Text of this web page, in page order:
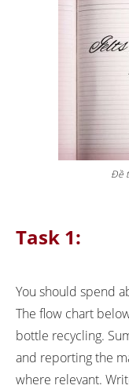
Đề
Task 1:
You should spend
The flow chart
bottle recycling.
and reporting the
where relevant.